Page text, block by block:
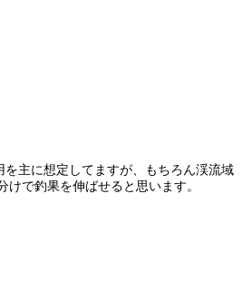
主に想定してますが、もちろん渓流域
で釣果を伸ばせると思います。